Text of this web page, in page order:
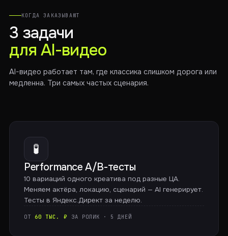
КОГДА ЗАКАЗЫВАЮТ
3 задачи
для AI-видео
AI-видео работает там, где классика слишком дорога или
медленна. Три самых частых сценария.
🧪
Performance A/B-тесты
10 вариаций одного креатива под разные ЦА.
Меняем актёра, локацию, сценарий — AI генерирует.
Тесты в Яндекс.Директ за неделю.
ОТ60 ТЫС. ₽ ЗА РОЛИК · 5 ДНЕЙ